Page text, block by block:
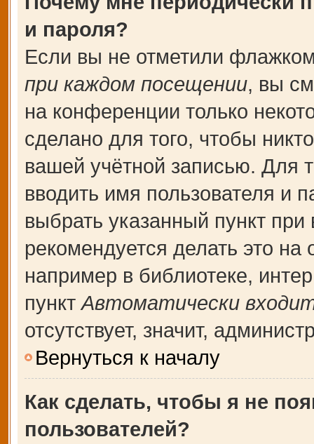
и пароля?
Если вы не отметили
при каждом посещении, вы
на конференции только
сделано для того, чтобы
вашей учётной записью. Для
вводить имя пользователя и
выбрать указанный пункт
рекомендуется делать это
например в библиотеке,
пунктАвтоматически
отсутствует, значит,
Вернуться к началу
Как сделать, чтобы я не
пользователей?